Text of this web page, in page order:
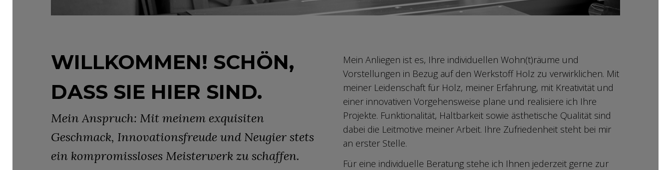
WILLKOMMEN! SCHÖN,
DASS SIE HIER SIND.
Mein Anspruch: Mit meinem exquisiten
Geschmack, Innovationsfreude und Neugier stets
ein kompromissloses Meisterwerk zu schaffen.
Mein Anliegen ist es, Ihre individuellen Wohn(t)räume und
Vorstellungen in Bezug auf den Werkstoff Holz zu verwirklichen. Mit
meiner Leidenschaft für Holz, meiner Erfahrung, mit Kreativität und
einer innovativen Vorgehensweise plane und realisiere ich Ihre
Projekte. Funktionalität, Haltbarkeit sowie ästhetische Qualität sind
dabei die Leitmotive meiner Arbeit. Ihre Zufriedenheit steht bei mir
an erster Stelle.
Für eine individuelle Beratung stehe ich Ihnen jederzeit gerne zur